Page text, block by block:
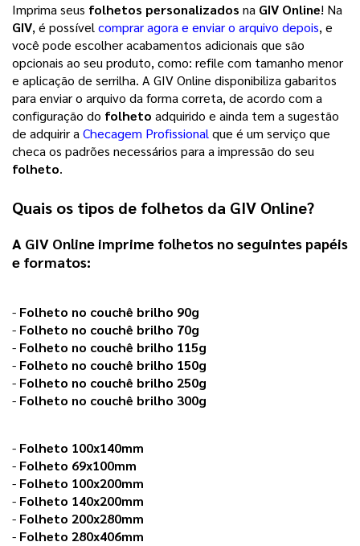
Imprima seus folhetos personalizados na GIV Online! Na
GIV, é possível comprar agora e enviar o arquivo depois, e
você pode escolher acabamentos adicionais que são
opcionais ao seu produto, como: refile com tamanho menor
e aplicação de serrilha. A GIV Online disponibiliza gabaritos
para enviar o arquivo da forma correta, de acordo com a
configuração do folheto adquirido e ainda tem a sugestão
de adquirir a Checagem Profissional que é um serviço que
checa os padrões necessários para a impressão do seu
folheto.
Quais os tipos de folhetos da GIV Online?
A GIV Online imprime folhetos no seguintes papéis
e formatos:
- Folheto no couchê brilho 90g
- Folheto no couchê brilho 70g
- Folheto no couchê brilho 115g
- Folheto no couchê brilho 150g
- Folheto no couchê brilho 250g
- Folheto no couchê brilho 300g
- Folheto 100x140mm
- Folheto 69x100mm
- Folheto 100x200mm
- Folheto 140x200mm
- Folheto 200x280mm
- Folheto 280x406mm